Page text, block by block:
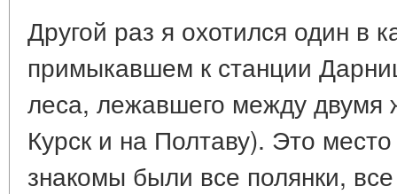
Другой раз я охотился один в
примыкавшем к станции
леса, лежавшего между двумя
Курск и на Полтаву). Это
знакомы были все полянки,